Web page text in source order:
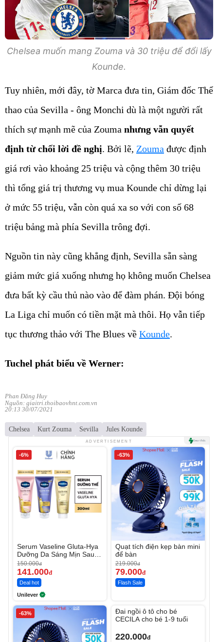
Chelsea muốn mang Zouma và 30 triệu để đổi lấy
Kounde.
Tuy nhiên, mới đây, tờ Marca đưa tin, Giám đốc Thể
thao của Sevilla - ông Monchi dù là một người rất
thích sự mạnh mẽ của Zouma nhưng vẫn quyết
định từ chối lời đề nghị. Bởi lẽ, Zouma được định
giá rơi vào khoảng 25 triệu và cộng thêm 30 triệu
thì tổng giá trị thương vụ mua Kounde chỉ dừng lại
ở mức 55 triệu, vẫn còn quá xa so với con số 68
triệu bảng mà phía Sevilla trông đợi.
Nguồn tin này cũng khẳng định, Sevilla sẵn sàng
giảm mức giá xuống nhưng họ không muốn Chelsea
đưa bất kỳ cầu thủ nào vào để đàm phán. Đội bóng
La Liga chỉ muốn có tiền mặt mà thôi. Họ vẫn tiếp
tục thương thảo với The Blues về Kounde.
Tuchel phát biểu về Werner:
Phan Đăng Huy
Nguồn: giaitri.thoibaovhnt.com.vn
20:13 30/07/2021
Chelsea Kurt Zouma Sevilla Jules Kounde
ADVERTISEMENT
-6%
Serum Vaseline Gluta-Hya
Dưỡng Da Sáng Mịn Sau 7
Ngày
150.000đ
141.000đ
Deal hot
Unilever
-63%
Quạt tích điện kẹp bàn mini
để bàn
219.000đ
79.000đ
Flash Sale
-63%
Đai ngồi ô tô cho bé
CECILA cho bé 1-9 tuổi
220.000đ